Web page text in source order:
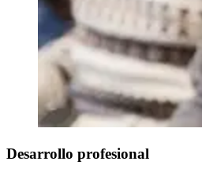
Desarrollo profesional